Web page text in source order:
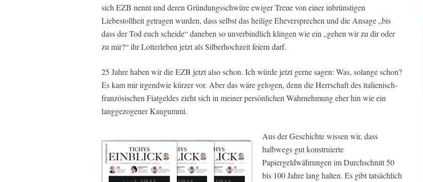
sich EZB nennt und deren Gründungsschwüre ewiger Treue von einer inbrünstigen
Liebestollheit getragen wurden, dass selbst das heilige Eheversprechen und die Ansage „bis
dass der Tod euch scheide“ daneben so unverbindlich klingen wie ein „gehen wir zu dir oder
zu mir?“ ihr Lotterleben jetzt als Silberhochzeit feiern darf.
25 Jahre haben wir die EZB jetzt also schon. Ich würde jetzt gerne sagen: Was, solange schon?
Es kam mir irgendwie kürzer vor. Aber das wäre gelogen, denn die Herrschaft des italienisch-
französischen Fiatgeldes zieht sich in meiner persönlichen Wahrnehmung eher hin wie ein
langgezogener Kaugummi.
Aus der Geschichte wissen wir, dass
halbwegs gut konstruierte
Papiergeldwährungen im Durchschnitt 50
bis 100 Jahre lang halten. Es gibt tatsächlich